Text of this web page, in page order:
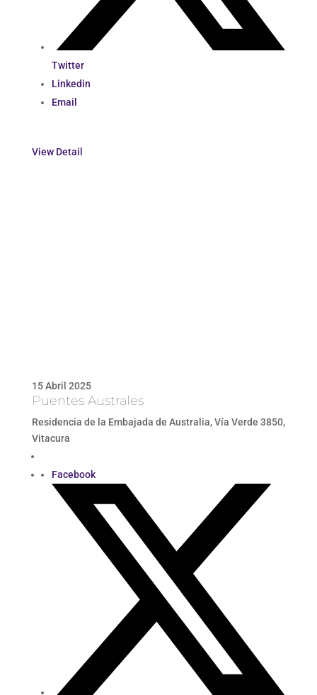
Twitter
Linkedin
Email
View Detail
15 Abril 2025
Puentes Australes
Residencia de la Embajada de Australia, Vía Verde 3850,
Vitacura
Facebook